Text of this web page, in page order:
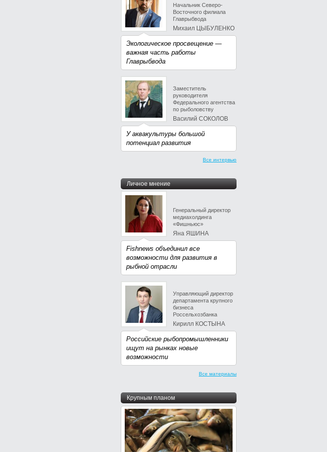
Начальник Северо-
Восточного филиала
Главрыбвода
Михаил ЦЫБУЛЕНКО
Экологическое просвещение —
важная часть работы
Главрыбвода
Заместитель
руководителя
Федерального агентства
по рыболовству
Василий СОКОЛОВ
У аквакультуры большой
потенциал развития
Все интервью
Личное мнение
Генеральный директор
медиахолдинга
«Фишньюс»
Яна ЯШИНА
Fishnews объединил все
возможности для развития в
рыбной отрасли
Управляющий директор
департамента крупного
бизнеса
Россельхозбанка
Кирилл КОСТЫНА
Российские рыбопромышленники
ищут на рынках новые
возможности
Все материалы
Крупным планом